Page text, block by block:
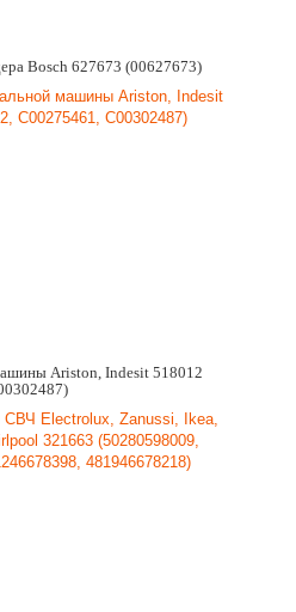
Bosch 627673 (00627673)
Ariston, Indesit 518012